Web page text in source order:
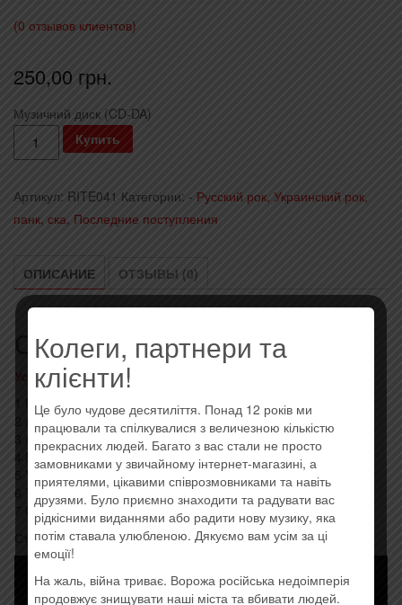
(0 отзывов клиентов)
250,00 грн.
Музичний диск (CD-DA)
Количество
Autumnia
...And
Your
(2020)
Купить
Артикул: RITE041 Категории: - Русский рок, Украинский рок,
панк, ска, Последние поступления
ОПИСАНИЕ ОТЗЫВЫ (0)
Описание
Усі товари: Autumnia
1 Karma Negativa 2:13
2 A Moment Of Delight 8:50
3 And Many Shining Days Ahead 5:24
4 In Loving Memory Of Us 7:52
5 Your Grievous Eden 5:26
6 To Eternal Bliss 4:49
7 O’Funeralia 8:38
Стиль: Death Metal, Doom Metal, Gothic Metal
Колеги, партнери та
клієнти!
Це було чудове десятиліття. Понад 12 років ми
працювали та спілкувалися з величезною кількістю
прекрасних людей. Багато з вас стали не просто
замовниками у звичайному інтернет-магазині, а
приятелями, цікавими співрозмовниками та навіть
друзями. Було приємно знаходити та радувати вас
рідкісними виданнями або радити нову музику, яка
потім ставала улюбленою. Дякуємо вам усім за ці
емоції!
На жаль, війна триває. Ворожа російська недоімперія
продовжує знищувати наші міста та вбивати людей.